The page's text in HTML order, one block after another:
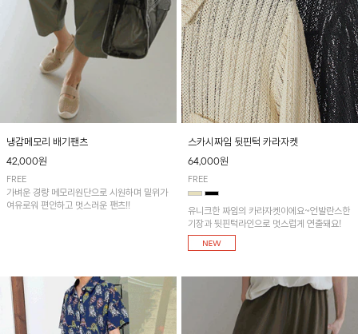
냉감메모리 배기팬츠
42,000원
FREE
가벼운 경량 메모리원단으로 시원하며 밑위가
여유로워 편안하고 멋스러운 팬츠!!
스카시짜임 뒷핀턱 카라자켓
64,000원
FREE
유니크한 짜임의 카라자켓이에요~언발란스한
기장과 뒷핀턱라인으로 멋스럽게 연출돼요!